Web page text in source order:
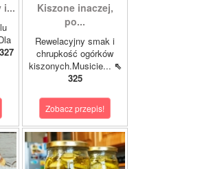
i...
Kiszone inaczej,
po...
Rewelacyjny smak i
chrupkość ogórków
kiszonych.Musicie... ⇖
325
Zobacz przepis!